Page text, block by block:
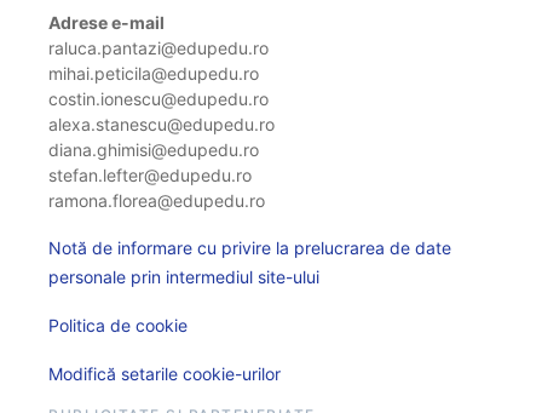
Adrese e-mail
raluca.pantazi@edupedu.ro
mihai.peticila@edupedu.ro
costin.ionescu@edupedu.ro
alexa.stanescu@edupedu.ro
diana.ghimisi@edupedu.ro
stefan.lefter@edupedu.ro
ramona.florea@edupedu.ro
Notă de informare cu privire la prelucrarea de date
personale prin intermediul site-ului
Politica de cookie
Modifică setarile cookie-urilor